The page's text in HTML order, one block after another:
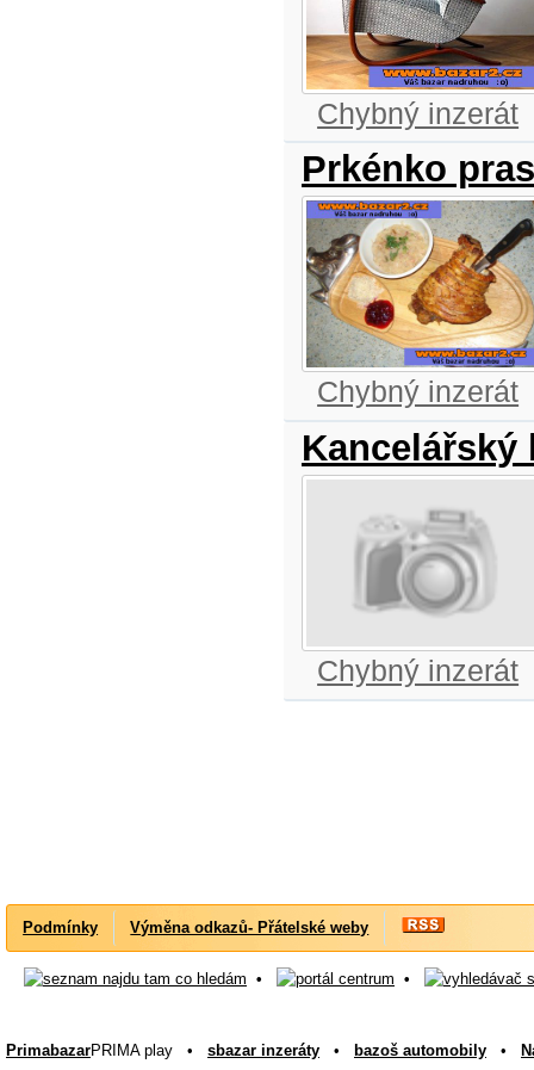
Chybný inzerát
Prkénko
Chybný inzerát
Kancelářský
Chybný inzerát
Podmínky Výměna odkazů- Přátelské weby
• •
PrimabazarPRIMA play • sbazar inzeráty • bazoš automobily •